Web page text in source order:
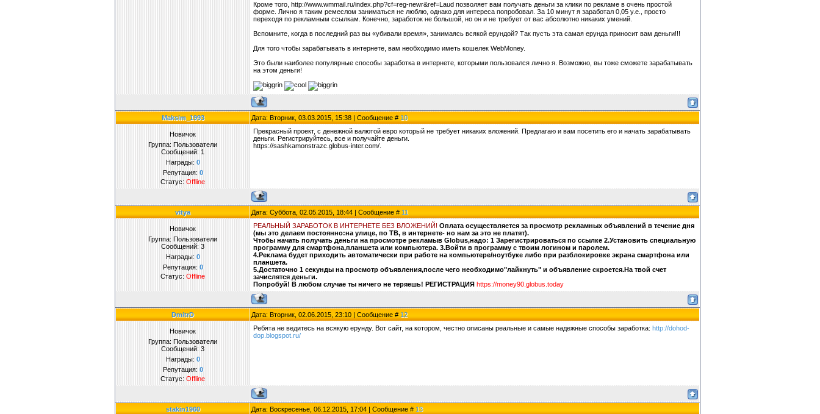
Кроме того, http://www.wmmail.ru/index.php?cf=reg-newr&ref=Laud позволяет вам получать деньги за клики по рекламе в очень простой
форме. Лично я таким ремеслом заниматься не люблю, однако для интереса попробовал. За 10 минут я заработал 0,05 у.е., просто
переходя по рекламным ссылкам. Конечно, заработок не большой, но он и не требует от вас абсолютно никаких умений.
Вспомните, когда в последний раз вы «убивали время», занимаясь всякой ерундой? Так пусть эта самая ерунда приносит вам деньги!!!
Для того чтобы зарабатывать в интернете, вам необходимо иметь кошелек WebMoney.
Это были наиболее популярные способы заработка в интернете, которыми пользовался лично я. Возможно, вы тоже сможете зарабатывать
на этом деньги!
Maksim_1993 Дата: Вторник, 03.03.2015, 15:38 | Сообщение # 10
Новичок
Группа: Пользователи
Сообщений: 1
Награды: 0
Репутация: 0
Статус: Offline
Прекрасный проект, с денежной валютой евро который не требует никаких вложений. Предлагаю и вам посетить его и начать зарабатывать
деньги. Регистрируйтесь, все и получайте деньги.
https://sashkamonstrazc.globus-inter.com/.
vitya Дата: Суббота, 02.05.2015, 18:44 | Сообщение # 11
Новичок
Группа: Пользователи
Сообщений: 3
Награды: 0
Репутация: 0
Статус: Offline
РЕАЛЬНЫЙ ЗАРАБОТОК В ИНТЕРНЕТЕ БЕЗ ВЛОЖЕНИЙ! Оплата осуществляется за просмотр рекламных объявлений в течение дня
(мы это делаем постоянно:на улице, по ТВ, в интернете- но нам за это не платят).
Чтобы начать получать деньги на просмотре рекламыв Globus,надо: 1 Зарегистрироваться по ссылке 2.Установить специальную
программу для смартфона,планшета или компьютера. 3.Войти в программу с твоим логином и паролем.
4.Реклама будет приходить автоматически при работе на компьютере/ноутбуке либо при разблокировке экрана смартфона или
планшета.
5.Достаточно 1 секунды на просмотр объявления,после чего необходимо"лайкнуть" и объявление скроется.На твой счет
зачислятся деньги.
Попробуй! В любом случае ты ничего не теряешь! РЕГИСТРАЦИЯ https://money90.globus.today
DmitrD Дата: Вторник, 02.06.2015, 23:10 | Сообщение # 12
Новичок
Группа: Пользователи
Сообщений: 3
Награды: 0
Репутация: 0
Статус: Offline
Ребята не ведитесь на всякую ерунду. Вот сайт, на котором, честно описаны реальные и самые надежные способы заработка: http://dohod-
dop.blogspot.ru/
stakin1960 Дата: Воскресенье, 06.12.2015, 17:04 | Сообщение # 13